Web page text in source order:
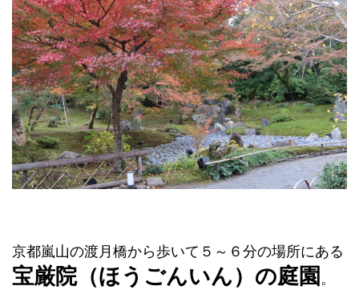
京都嵐山の渡月橋から歩いて５～６分の場所にある
宝厳院（ほうごんいん）の庭園 。